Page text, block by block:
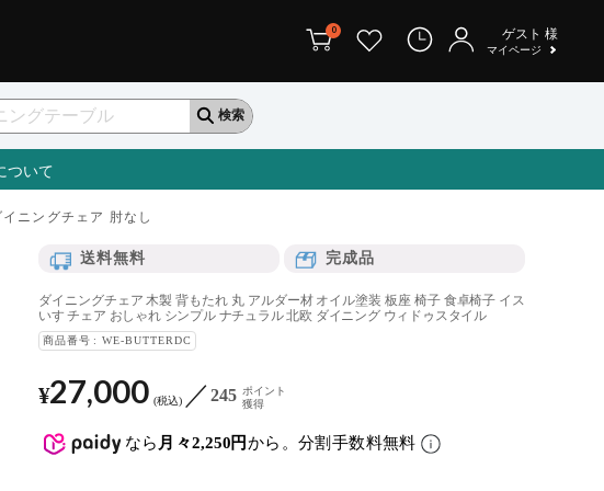
0 ゲスト 様
マイページ
ついて
イニングチェア 肘なし
送料無料 完成品
ダイニングチェア 木製 背もたれ 丸 アルダー材 オイル塗装 板座 椅子 食卓椅子 イス
いす チェア おしゃれ シンプル ナチュラル 北欧 ダイニング ウィドゥスタイル
商品番号 WE-BUTTERDC
なら 月々2,250円から。分割手数料無料
¥27,000 税込 245 ポイント
獲得